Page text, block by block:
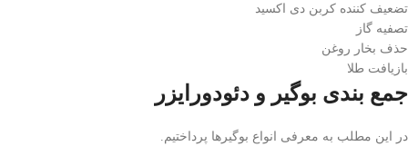
تضعیف ‌کننده کربن دی ‌اکسید
تصفیه گاز
حذف بخار روغن
بازیافت طلا
جمع بندی بوگیر و دئودورایزر
در این مطلب به معرفی انواع بوگیرها پرداختیم.